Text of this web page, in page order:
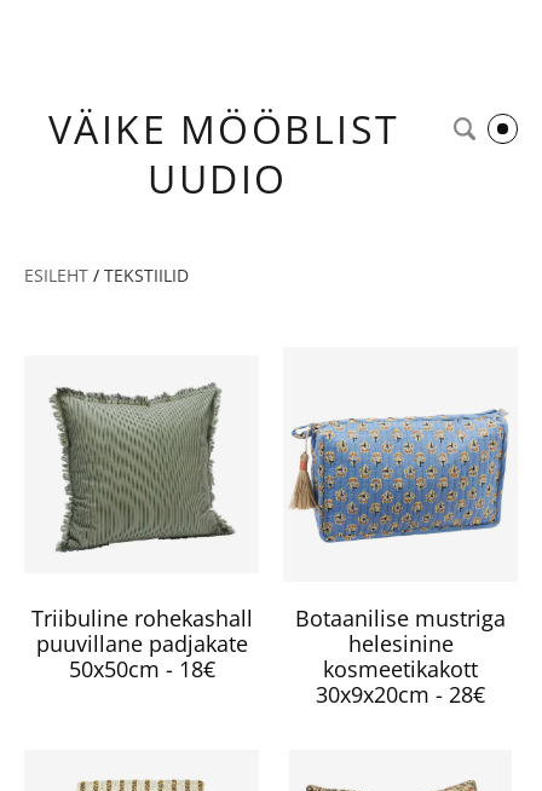
VÄIKE MÖÖBLIST
UUDIO
ESILEHT / TEKSTIILID
Triibuline rohekashall
puuvillane padjakate
50x50cm - 18€
Botaanilise mustriga
helesinine
kosmeetikakott
30x9x20cm - 28€